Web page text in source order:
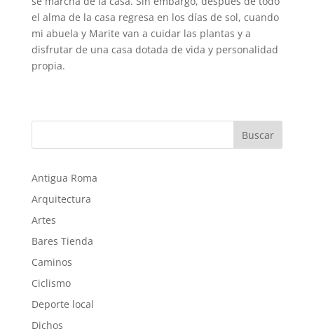
el alma de la casa regresa en los días de sol, cuando
mi abuela y Marite van a cuidar las plantas y a
disfrutar de una casa dotada de vida y personalidad
propia.
Buscar
Antigua Roma
Arquitectura
Artes
Bares Tienda
Caminos
Ciclismo
Deporte local
Dichos